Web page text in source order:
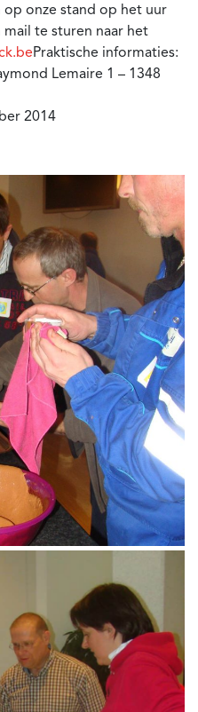
op onze stand op het uur
te sturen naar het
Praktische informaties:
Lemaire 1 – 1348
2014